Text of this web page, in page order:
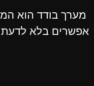
מערך בודד הוא
אפשרים בלא